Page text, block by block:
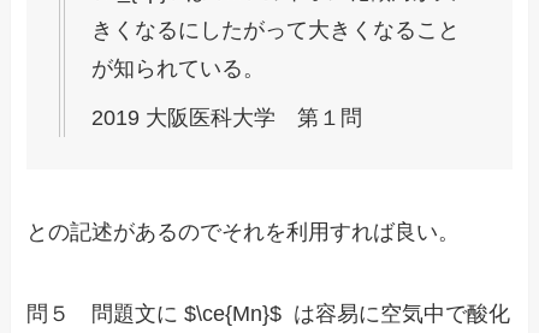
きくなるにしたがって大きくなること
が知られている。
2019 大阪医科大学 第１問
との記述があるのでそれを利用すれば良い。
問５ 問題文に $\ce{Mn}$ は容易に空気中で酸化